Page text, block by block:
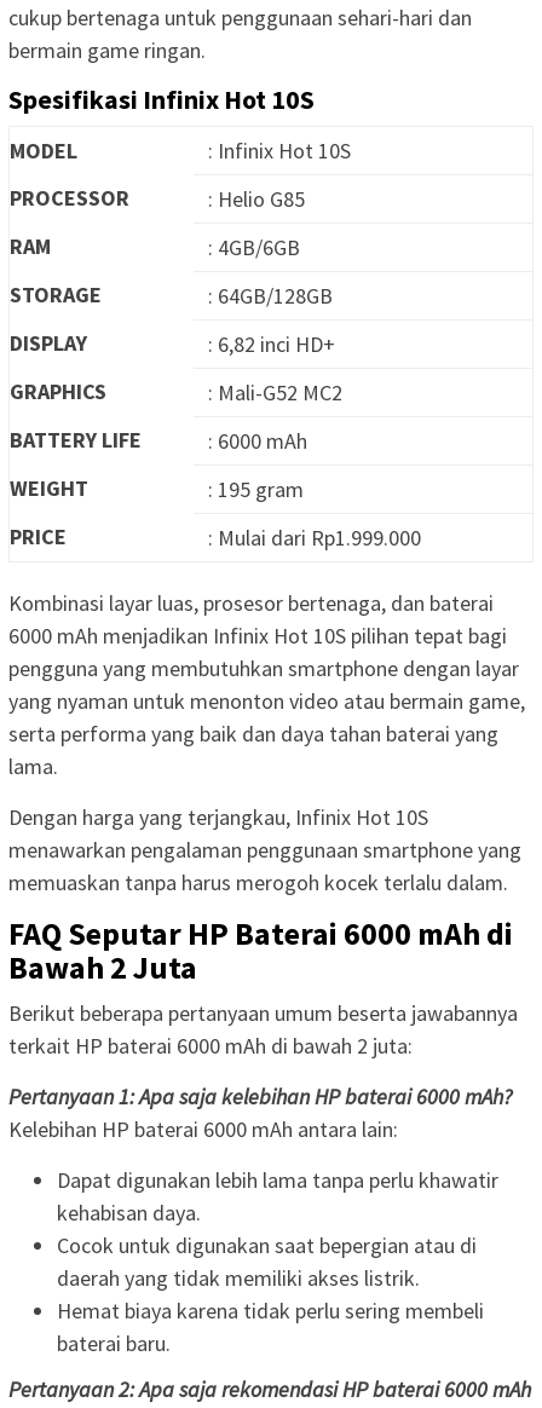
cukup bertenaga untuk penggunaan sehari-hari dan
bermain game ringan.
Spesifikasi Infinix Hot 10S
MODEL
: Infinix Hot 10S
PROCESSOR
: Helio G85
RAM
: 4GB/6GB
STORAGE
: 64GB/128GB
DISPLAY
: 6,82 inci HD+
GRAPHICS
: Mali-G52 MC2
BATTERY LIFE
: 6000 mAh
WEIGHT
: 195 gram
PRICE
: Mulai dari Rp1.999.000
Kombinasi layar luas, prosesor bertenaga, dan baterai
6000 mAh menjadikan Infinix Hot 10S pilihan tepat bagi
pengguna yang membutuhkan smartphone dengan layar
yang nyaman untuk menonton video atau bermain game,
serta performa yang baik dan daya tahan baterai yang
lama.
Dengan harga yang terjangkau, Infinix Hot 10S
menawarkan pengalaman penggunaan smartphone yang
memuaskan tanpa harus merogoh kocek terlalu dalam.
FAQ Seputar HP Baterai 6000 mAh di
Bawah 2 Juta
Berikut beberapa pertanyaan umum beserta jawabannya
terkait HP baterai 6000 mAh di bawah 2 juta:
Pertanyaan 1: Apa saja kelebihan HP baterai 6000 mAh?
Kelebihan HP baterai 6000 mAh antara lain:
Dapat digunakan lebih lama tanpa perlu khawatir
kehabisan daya.
Cocok untuk digunakan saat bepergian atau di
daerah yang tidak memiliki akses listrik.
Hemat biaya karena tidak perlu sering membeli
baterai baru.
Pertanyaan 2: Apa saja rekomendasi HP baterai 6000 mAh